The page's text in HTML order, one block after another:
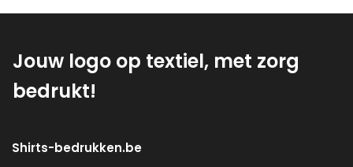
Jouw logo op textiel, met zorg
bedrukt!
Shirts-bedrukken.be